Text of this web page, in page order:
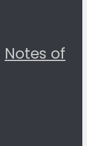
Notes of